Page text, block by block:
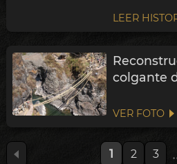
artefactos
revelan su
quien
LEER
colgante
VER FOTO
1 2 3